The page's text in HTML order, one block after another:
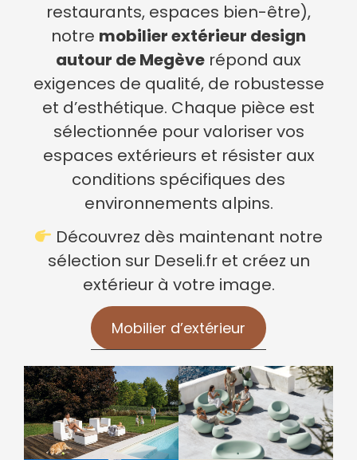
restaurants, espaces bien-être),
notre mobilier extérieur design
autour de Megève répond aux
exigences de qualité, de robustesse
et d’esthétique. Chaque pièce est
sélectionnée pour valoriser vos
espaces extérieurs et résister aux
conditions spécifiques des
environnements alpins.
Découvrez dès maintenant notre
sélection sur Deseli.fr et créez un
extérieur à votre image.
Mobilier d’extérieur